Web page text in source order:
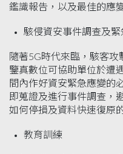
鑑識報告，以及最佳的應
駭侵資安事件調查及緊
隨著5G時代來臨，駭客攻
鑒真數位可協助單位於遭
間內作好資安緊急應變的
即蒐證及進行事件調查，
如何停損及資料快速復原
教育訓練